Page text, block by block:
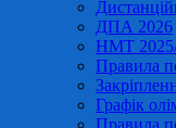
ДПА 2026
НМТ
Правила
Графік
Правила